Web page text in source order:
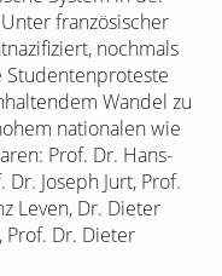
französischer
nochmals
Wandel zu
nationalen wie
Prof. Dr. Hans-
Joseph Jurt, Prof.
Leven, Dr. Dieter
Prof. Dr. Dieter